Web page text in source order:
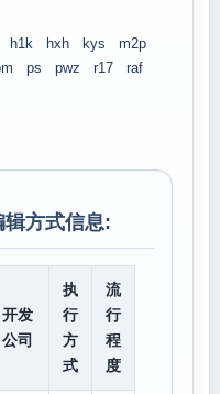
h1k hxh kys
m2p
ps pwz r17
raf
方式信息:
开发
公司
执
行
方
式
流
行
程
度